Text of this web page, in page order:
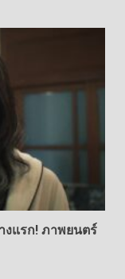
งแรก! ภาพยนตร์